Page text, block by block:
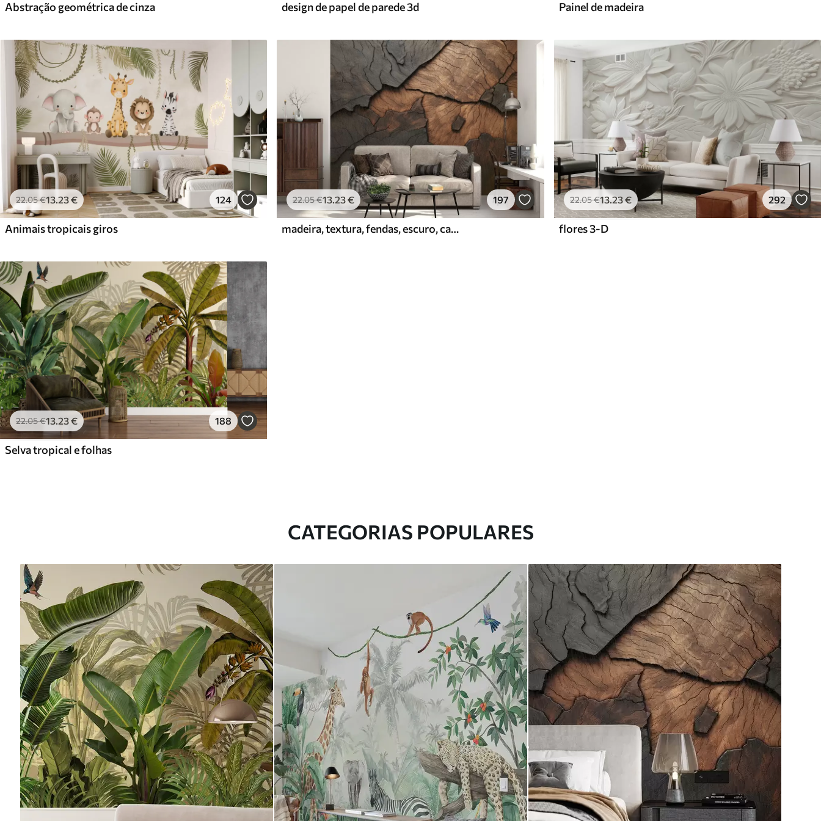
Abstração geométrica de cinza design de papel de parede 3d Painel de madeira
22.05€13.23€ 124
Animais tropicais giros
22.05€13 .23€ 197
madeira, textura, fendas, escuro, casca, superfície
22.05€13.23€ 292
flores 3-D
22.05€13.23€ 188
Selva tropical e folhas
CATEGORIAS POPULARES